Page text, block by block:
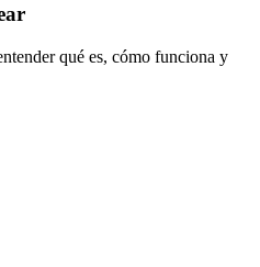
qué es, cómo funciona y